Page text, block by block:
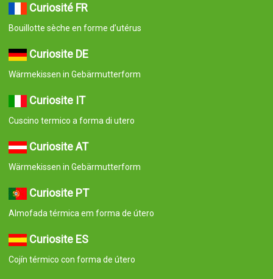
Curiosité FR
Bouillotte sèche en forme d’utérus
Curiosite DE
Wärmekissen in Gebärmutterform
Curiosite IT
Cuscino termico a forma di utero
Curiosite AT
Wärmekissen in Gebärmutterform
Curiosite PT
Almofada térmica em forma de útero
Curiosite ES
Cojín térmico con forma de útero